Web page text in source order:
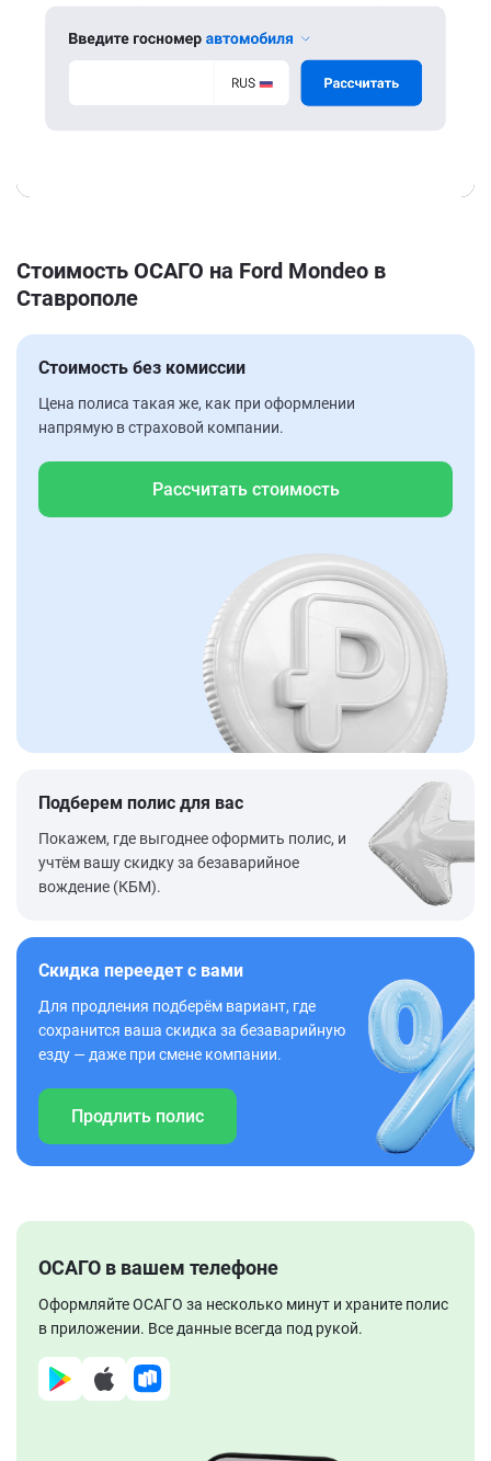
Стоимость ОСАГО на Ford Mondeo в
Ставрополе
Стоимость без комиссии
Цена полиса такая же, как при оформлении
напрямую в страховой компании.
Рассчитать стоимость
Подберем полис для вас
Покажем, где выгоднее оформить полис, и
учтём вашу скидку за безаварийное
вождение (КБМ).
Скидка переедет с вами
Для продления подберём вариант, где
сохранится ваша скидка за безаварийную
езду — даже при смене компании.
Продлить полис
ОСАГО в вашем телефоне
Оформляйте ОСАГО за несколько минут и храните полис
в приложении. Все данные всегда под рукой.